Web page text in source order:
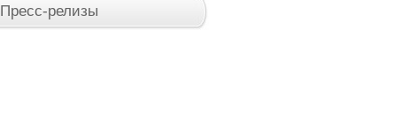
Пресс-релизы